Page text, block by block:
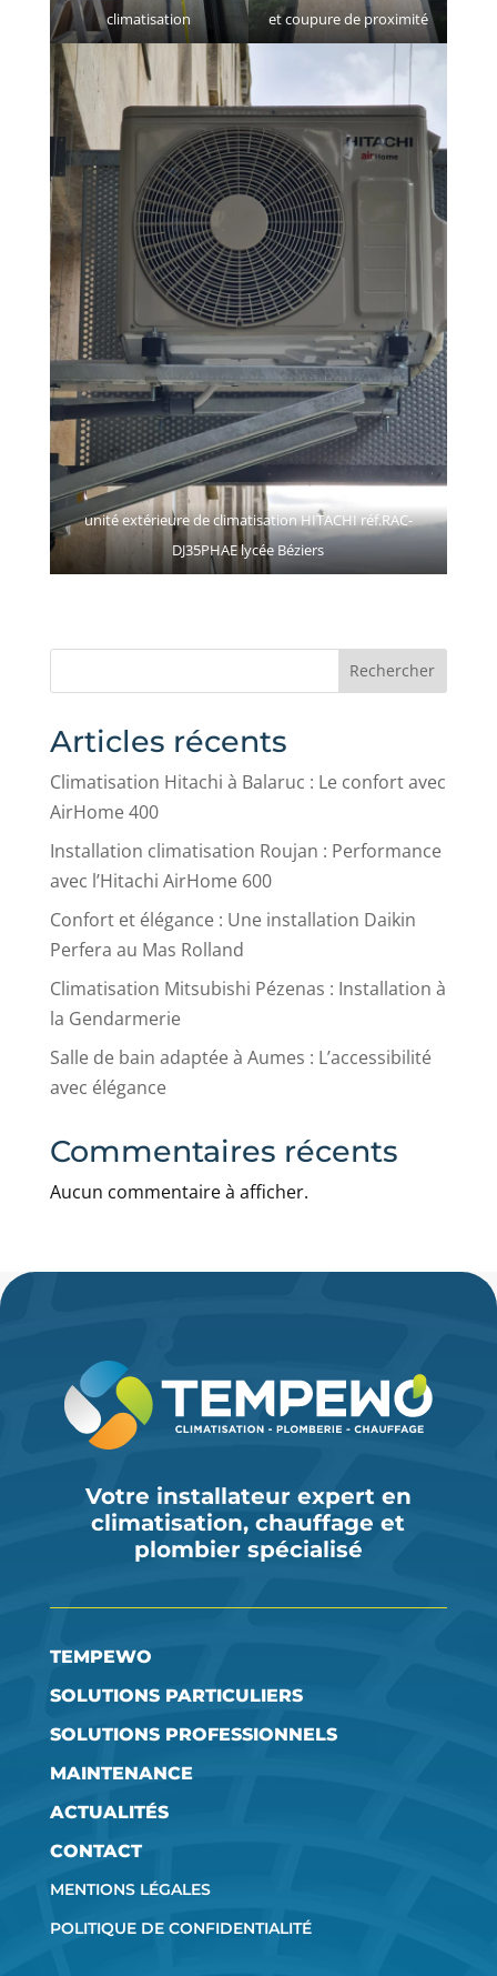
climatisation
et coupure de proximité
unité extérieure de climatisation HITACHI réf.RAC-
DJ35PHAE lycée Béziers
Rechercher
Articles récents
Climatisation Hitachi à Balaruc : Le confort avec
AirHome 400
Installation climatisation Roujan : Performance
avec l’Hitachi AirHome 600
Confort et élégance : Une installation Daikin
Perfera au Mas Rolland
Climatisation Mitsubishi Pézenas : Installation à
la Gendarmerie
Salle de bain adaptée à Aumes : L’accessibilité
avec élégance
Commentaires récents
Aucun commentaire à afficher.
Votre installateur expert en
climatisation, chauffage et
plombier spécialisé
TEMPEWO
SOLUTIONS PARTICULIERS
SOLUTIONS PROFESSIONNELS
MAINTENANCE
ACTUALITÉS
CONTACT
MENTIONS LÉGALES
POLITIQUE DE CONFIDENTIALITÉ